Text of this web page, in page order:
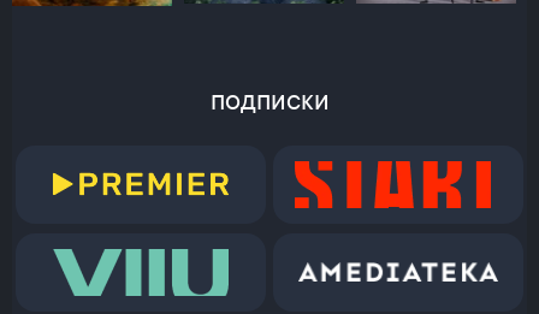
подписки